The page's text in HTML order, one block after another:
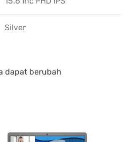
Silver
dapat berubah